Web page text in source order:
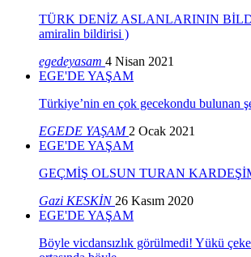
TÜRK DENİZ ASLANLARININ
amiralin bildirisi )
egedeyasam 4 Nisan 2021
EGE'DE YAŞAM
Türkiye’nin en çok gecekondu bulunan
EGEDE YAŞAM 2 Ocak 2021
EGE'DE YAŞAM
GEÇMİŞ OLSUN TURAN
Gazi KESKİN 26 Kasım 2020
EGE'DE YAŞAM
Böyle vicdansızlık görülmedi! Yükü